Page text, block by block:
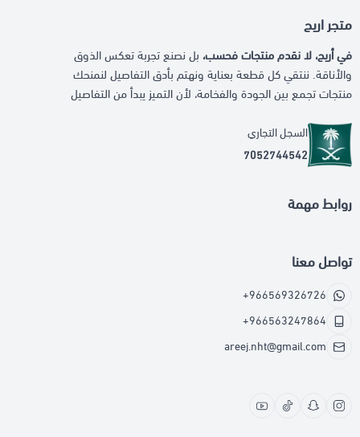
متجر اريج
في أريج، لا نقدم منتجات فحسب، بل نصنع تجربة تعكس الذوق
والأناقة. ننتقي كل قطعة بعناية ونهتم بأدق التفاصيل لنمنحك
منتجات تجمع بين الجودة والفخامة، لأن التميز يبدأ من التفاصيل
السجل التجاري
7052744542
روابط مهمة
تواصل معنا
+966569326726
+966563247864
areej.nht@gmail.com